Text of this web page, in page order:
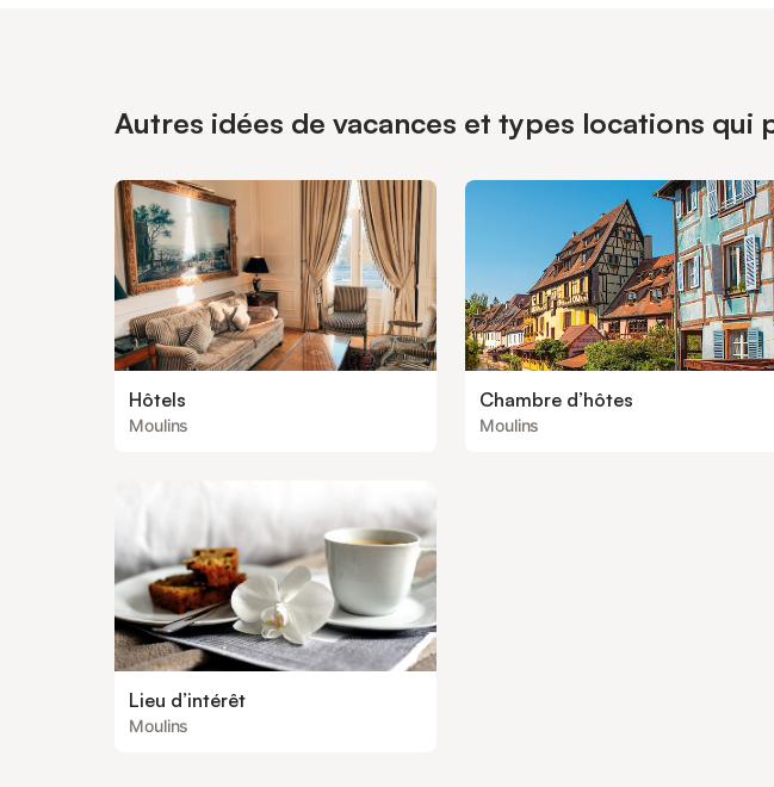
Autres idées de vacances et types locations qui
Hôtels
Moulins
Chambre d’hôtes
Moulins
Lieu d’intérêt
Moulins